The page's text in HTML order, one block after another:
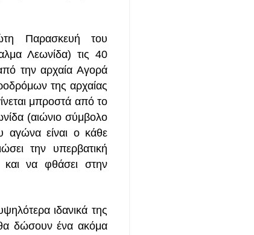
Παρασκευή του
Λεωνίδα) τις 40
την αρχαία Αγορά
της αρχαίας
μπροστά από το
(αιώνιο σύμβολο
αγώνα είναι ο κάθε
την υπερβατική
και να φθάσει στην
ιδανικά της
δώσουν ένα ακόμα